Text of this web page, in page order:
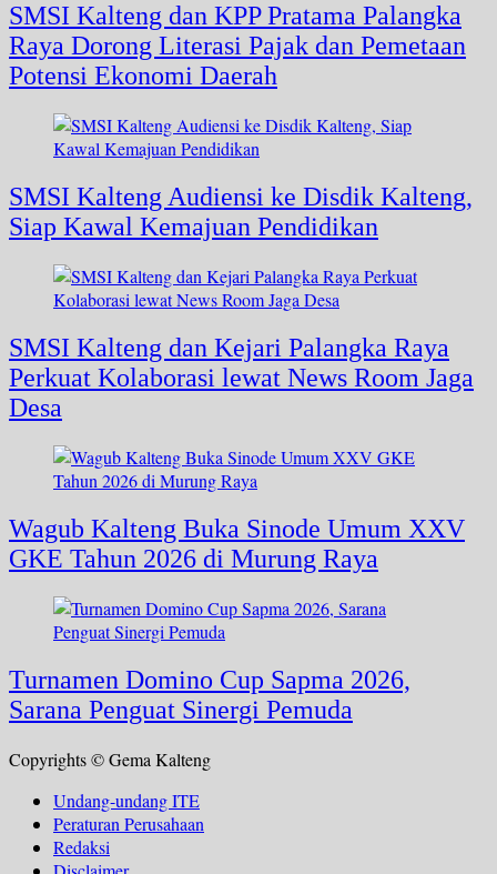
SMSI Kalteng dan KPP Pratama Palangka
Raya Dorong Literasi Pajak dan Pemetaan
Potensi Ekonomi Daerah
SMSI Kalteng Audiensi ke Disdik Kalteng,
Siap Kawal Kemajuan Pendidikan
SMSI Kalteng dan Kejari Palangka Raya
Perkuat Kolaborasi lewat News Room Jaga
Desa
Wagub Kalteng Buka Sinode Umum XXV
GKE Tahun 2026 di Murung Raya
Turnamen Domino Cup Sapma 2026,
Sarana Penguat Sinergi Pemuda
Copyrights © Gema Kalteng
Undang-undang ITE
Peraturan Perusahaan
Redaksi